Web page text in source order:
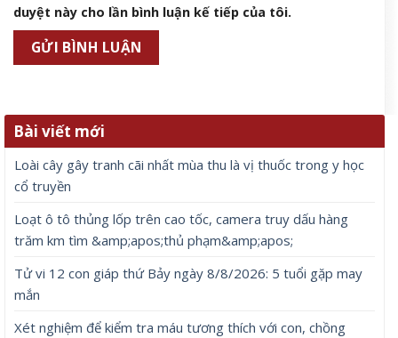
duyệt này cho lần bình luận kế tiếp của tôi.
Bài viết mới
Loài cây gây tranh cãi nhất mùa thu là vị thuốc trong y học
cổ truyền
Loạt ô tô thủng lốp trên cao tốc, camera truy dấu hàng
trăm km tìm &amp;apos;thủ phạm&amp;apos;
Tử vi 12 con giáp thứ Bảy ngày 8/8/2026: 5 tuổi gặp may
mắn
Xét nghiệm để kiểm tra máu tương thích với con, chồng